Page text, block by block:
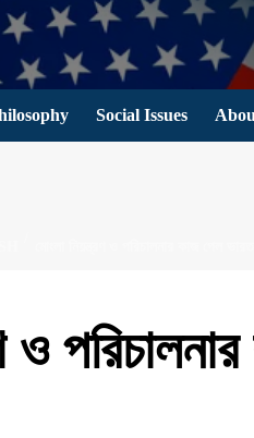
Social Issues
ও